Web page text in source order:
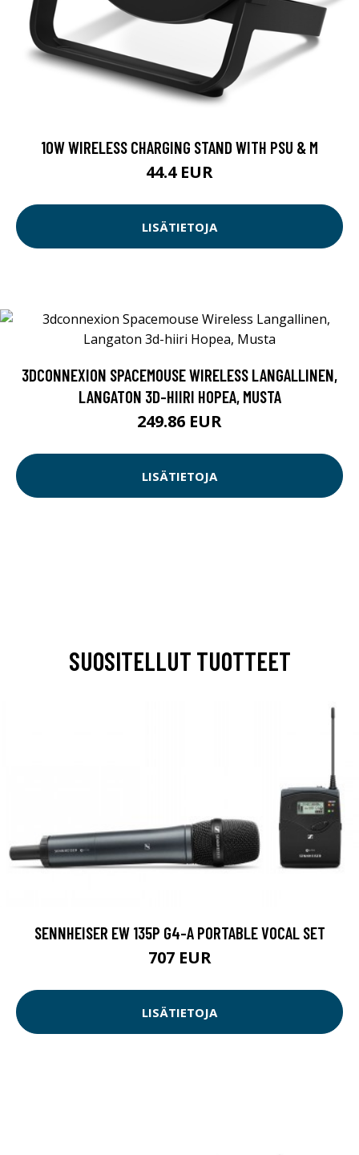
10W WIRELESS CHARGING STAND WITH PSU & M
44.4 EUR
LISÄTIETOJA
3DCONNEXION SPACEMOUSE WIRELESS LANGALLINEN,
LANGATON 3D-HIIRI HOPEA, MUSTA
249.86 EUR
LISÄTIETOJA
SUOSITELLUT TUOTTEET
SENNHEISER EW 135P G4-A PORTABLE VOCAL SET
707 EUR
LISÄTIETOJA